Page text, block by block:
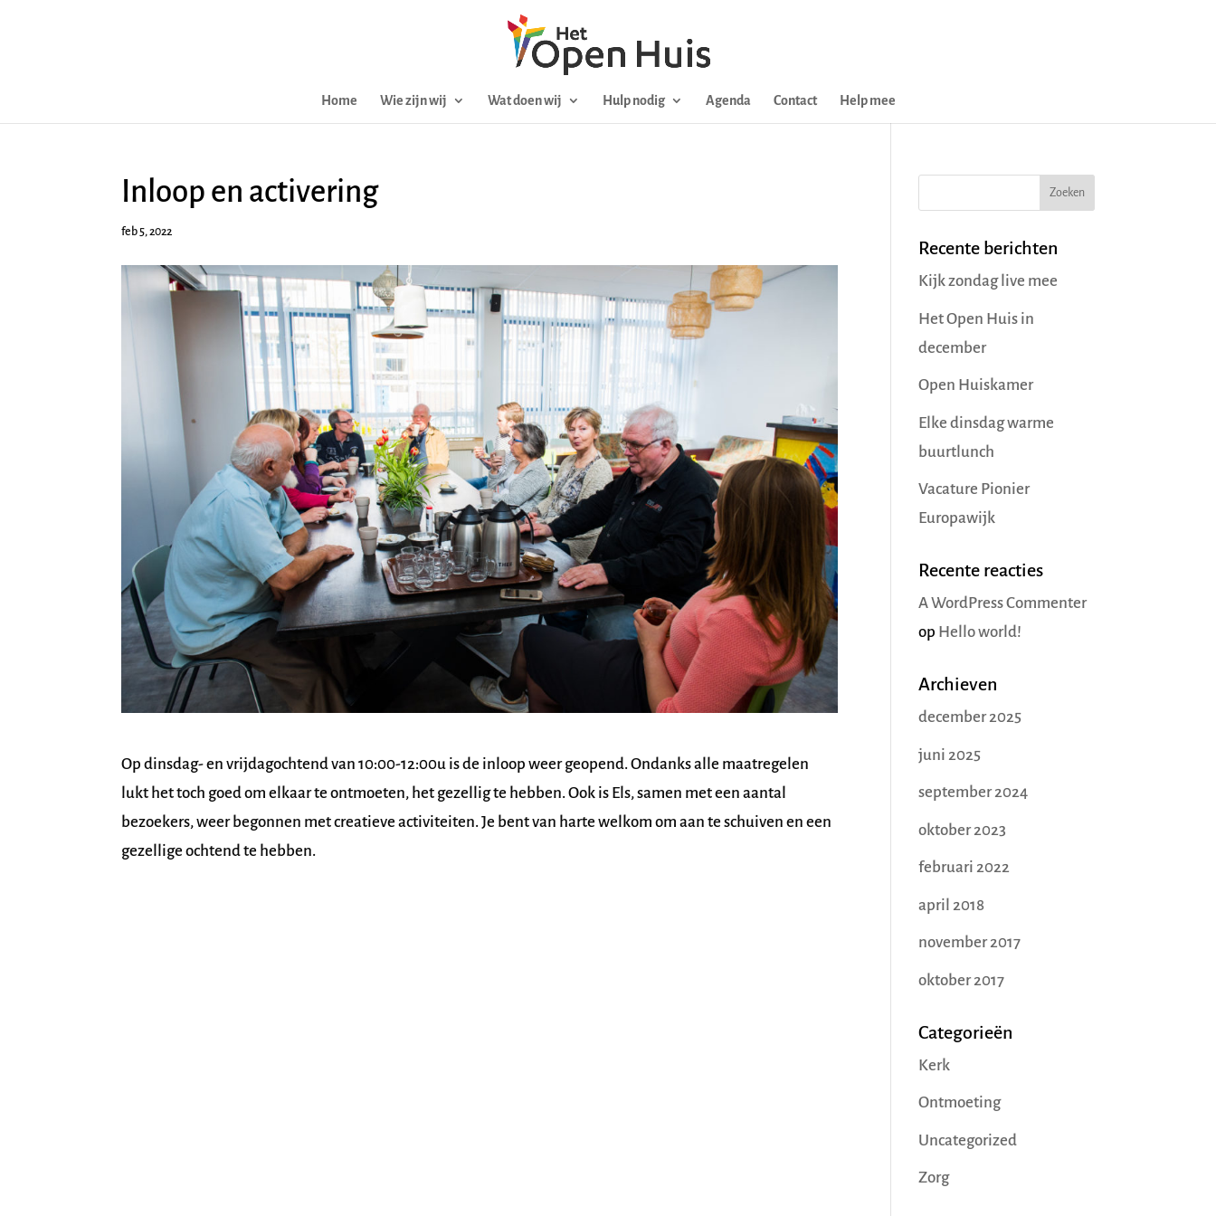
Home Wie zijn wij Wat doen wij Hulp nodig Agenda Contact Help mee
Inloop en activering
feb 5, 2022
Op dinsdag- en vrijdagochtend van 10:00-12:00u is de inloop weer geopend. Ondanks alle maatregelen
lukt het toch goed om elkaar te ontmoeten, het gezellig te hebben. Ook is Els, samen met een aantal
bezoekers, weer begonnen met creatieve activiteiten. Je bent van harte welkom om aan te schuiven en een
gezellige ochtend te hebben.
Recente berichten
Kijk zondag live mee
Het Open Huis in
december
Open Huiskamer
Elke dinsdag warme
buurtlunch
Vacature Pionier
Europawijk
Recente reacties
A WordPress Commenter
op Hello world!
Archieven
december 2025
juni 2025
september 2024
oktober 2023
februari 2022
april 2018
november 2017
oktober 2017
Categorieën
Kerk
Ontmoeting
Uncategorized
Zorg